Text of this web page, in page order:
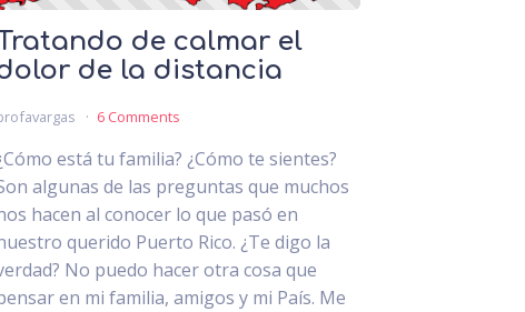
de calmar el
de la distancia
6 Comments
está tu familia? ¿Cómo te sientes?
algunas de las preguntas que muchos
hacen al conocer lo que pasó en
querido Puerto Rico. ¿Te digo la
No puedo hacer otra cosa que
en mi familia, amigos y mi País. Me